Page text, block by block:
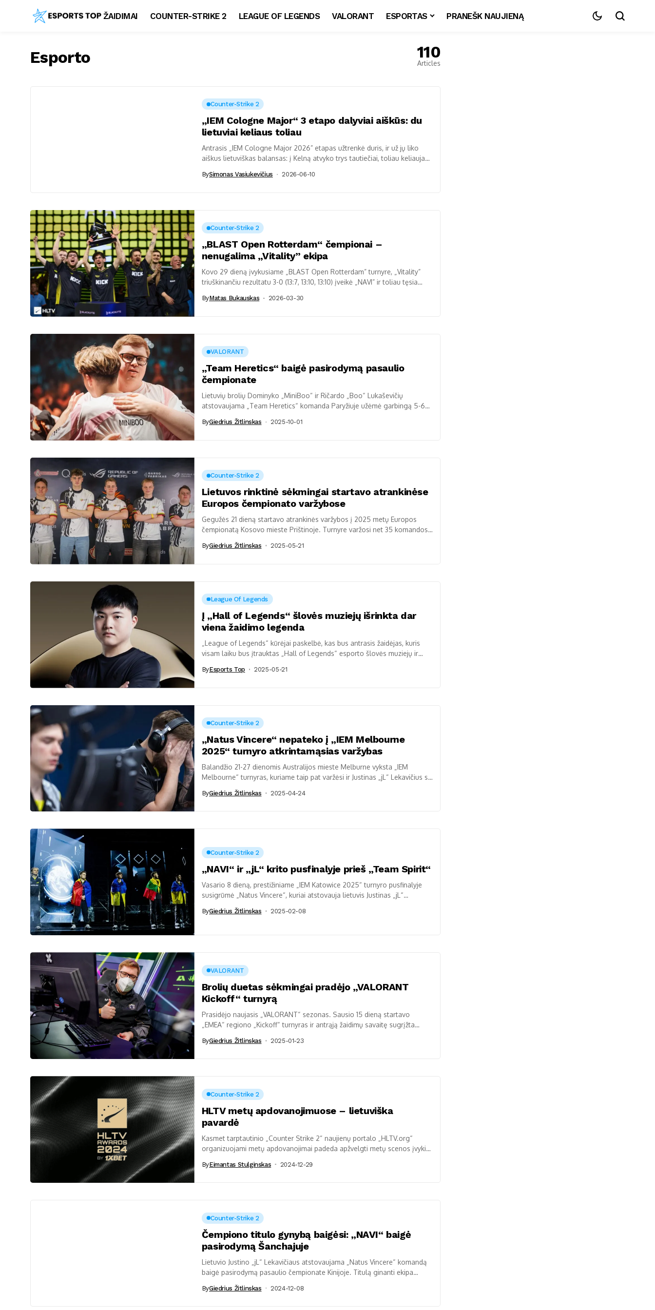
ŽAIDIMAI COUNTER-STRIKE 2 LEAGUE OF LEGENDS VALORANT ESPORTAS PRANEŠK NAUJIENĄ
Esporto 110
Articles
Counter-Strike 2
„IEM Cologne Major“ 3 etapo dalyviai aiškūs: du
lietuviai keliaus toliau
Antrasis „IEM Cologne Major 2026” etapas užtrenkė duris, ir už jų liko
aiškus lietuviškas balansas: į Kelną atvyko trys tautiečiai, toliau keliauja
BySimonas Vasiukevičius 2026-06-10
Counter-Strike 2
„BLAST Open Rotterdam“ čempionai –
nenugalima „Vitality” ekipa
Kovo 29 dieną įvykusiame „BLAST Open Rotterdam” turnyre, „Vitality”
triuškinančiu rezultatu 3-0 (13:7, 13:10, 13:10) įveikė „NAVI” ir toliau tęsia
ByMatas Bukauskas 2026-03-30
VALORANT
„Team Heretics“ baigė pasirodymą pasaulio
čempionate
Lietuvių brolių Dominyko „MiniBoo“ ir Ričardo „Boo“ Lukaševičių
atstovaujama „Team Heretics“ komanda Paryžiuje užėmė garbingą 5-6
ByGiedrius Žitlinskas 2025-10-01
Counter-Strike 2
Lietuvos rinktinė sėkmingai startavo atrankinėse
Europos čempionato varžybose
Gegužės 21 dieną startavo atrankinės varžybos į 2025 metų Europos
čempionatą Kosovo mieste Prištinoje. Turnyre varžosi net 35 komandos
ByGiedrius Žitlinskas 2025-05-21
League Of Legends
Į „Hall of Legends“ šlovės muziejų išrinkta dar
viena žaidimo legenda
„League of Legends“ kūrėjai paskelbė, kas bus antrasis žaidėjas, kuris
visam laiku bus įtrauktas „Hall of Legends“ esporto šlovės muziejų ir
ByEsports Top 2025-05-21
Counter-Strike 2
„Natus Vincere“ nepateko į „IEM Melbourne
2025“ turnyro atkrintamąsias varžybas
Balandžio 21-27 dienomis Australijos mieste Melburne vyksta „IEM
Melbourne“ turnyras, kuriame taip pat varžėsi ir Justinas „jL“ Lekavičius su
ByGiedrius Žitlinskas 2025-04-24
Counter-Strike 2
„NAVI“ ir „jL“ krito pusfinalyje prieš „Team Spirit“
Vasario 8 dieną, prestižiniame „IEM Katowice 2025“ turnyro pusfinalyje
susigrūmė „Natus Vincere“, kuriai atstovauja lietuvis Justinas „jL“
ByGiedrius Žitlinskas 2025-02-08
VALORANT
Brolių duetas sėkmingai pradėjo „VALORANT
Kickoff“ turnyrą
Prasidėjo naujasis „VALORANT“ sezonas. Sausio 15 dieną startavo
„EMEA“ regiono „Kickoff“ turnyras ir antrąją žaidimų savaitę sugrįžta
ByGiedrius Žitlinskas 2025-01-23
Counter-Strike 2
HLTV metų apdovanojimuose – lietuviška
pavardė
Kasmet tarptautinio „Counter Strike 2“ naujienų portalo „HLTV.org“
organizuojami metų apdovanojimai padeda apžvelgti metų scenos įvykius
ByEimantas Stulginskas 2024-12-29
Counter-Strike 2
Čempiono titulo gynybą baigėsi: „NAVI“ baigė
pasirodymą Šanchajuje
Lietuvio Justino „jL“ Lekavičiaus atstovaujama „Natus Vincere“ komandą
baigė pasirodymą pasaulio čempionate Kinijoje. Titulą ginanti ekipa
ByGiedrius Žitlinskas 2024-12-08